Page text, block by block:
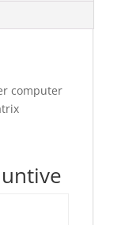
computer